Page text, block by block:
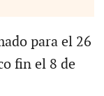
para el 26
fin el 8 de